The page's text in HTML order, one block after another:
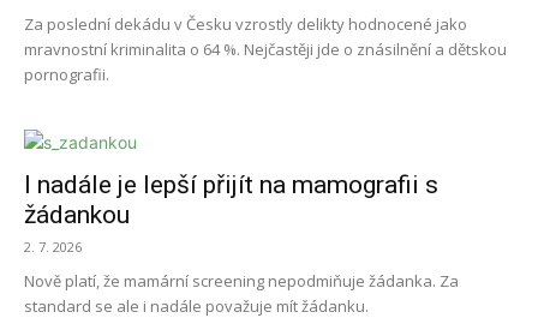
Za poslední dekádu v Česku vzrostly delikty hodnocené jako
mravnostní kriminalita o 64 %. Nejčastěji jde o znásilnění a dětskou
pornografii.
I nadále je lepší přijít na mamografii s
žádankou
2. 7. 2026
Nově platí, že mamární screening nepodmiňuje žádanka. Za
standard se ale i nadále považuje mít žádanku.